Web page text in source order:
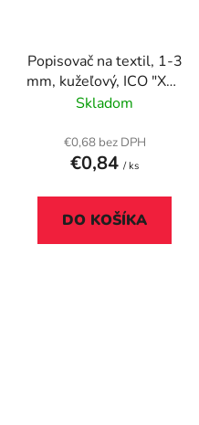
Popisovač na textil, 1-3
mm, kužeľový, ICO "XXL
T-Shirt", modrý
Skladom
€0,68 bez DPH
€0,84 / ks
DO KOŠÍKA